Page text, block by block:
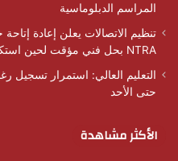
المراسم الدبلوماسية
NTRA بحل فني مؤقت لحين استكمال التحديثات
حتى الأحد
الأكثر مشاهدة